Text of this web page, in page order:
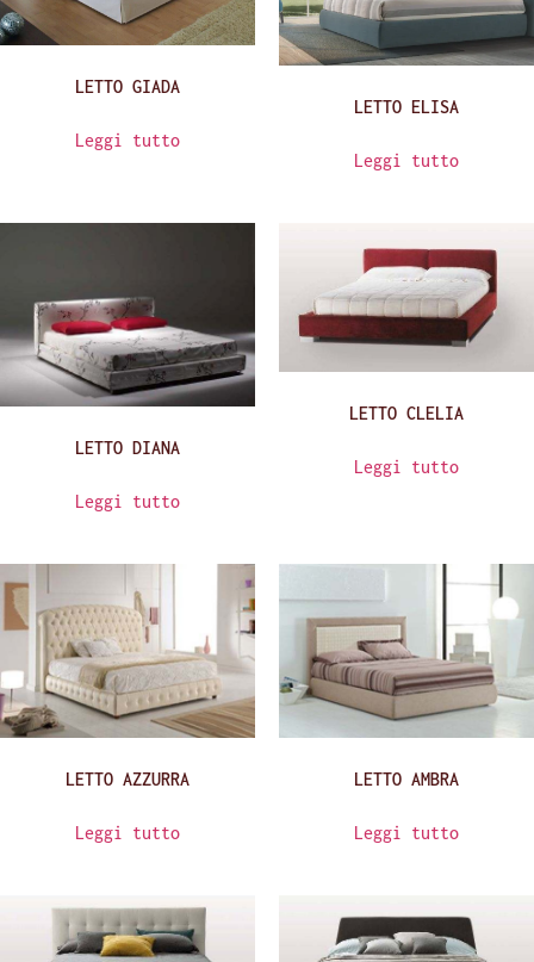
LETTO GIADA
Leggi tutto
LETTO ELISA
Leggi tutto
LETTO DIANA
Leggi tutto
LETTO CLELIA
Leggi tutto
LETTO AZZURRA
Leggi tutto
LETTO AMBRA
Leggi tutto